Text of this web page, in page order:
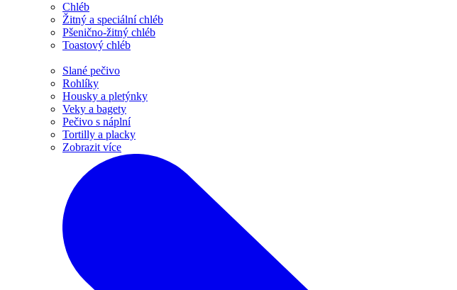
Chléb
Žitný a speciální chléb
Pšenično-žitný chléb
Toastový chléb
Slané pečivo
Rohlíky
Housky a pletýnky
Veky a bagety
Pečivo s náplní
Tortilly a placky
Zobrazit více